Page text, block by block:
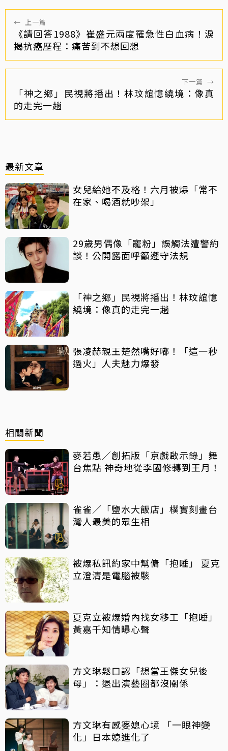
← 上一篇
《請回答1988》崔盛元兩度罹急性白血病！淚
揭抗癌歷程：痛苦到不想回想
下一篇 →
「神之鄉」民視將播出！林玟誼憶繞境：像真
的走完一趟
最新文章
女兒給她不及格！六月被爆「常不
在家、喝酒就吵架」
29歲男偶像「寵粉」誤觸法遭警約
談！公開露面呼籲遵守法規
「神之鄉」民視將播出！林玟誼憶
繞境：像真的走完一趟
張凌赫親王楚然嘴好嘟！「這一秒
過火」人夫魅力爆發
相關新聞
麥若愚／創拓版「京戲啟示錄」舞
台焦點 神奇地從李國修轉到王月！
雀雀／「鹽水大飯店」樸實刻畫台
灣人最美的眾生相
被爆私訊約家中幫傭「抱睡」 夏克
立澄清是電腦被駭
夏克立被爆婚內找女移工「抱睡」
黃嘉千知情曝心聲
方文琳鬆口認「想當王傑女兒後
母」：退出演藝圈都沒關係
方文琳有感婆媳心境 「一眼神變
化」日本媳進化了